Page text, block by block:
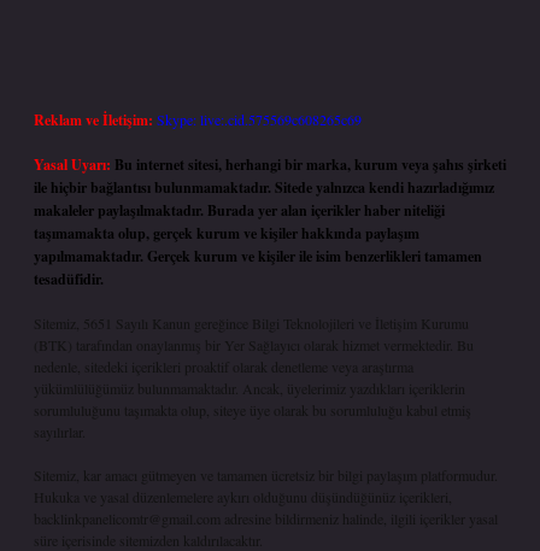
Reklam ve İletişim: Skype: live:.cid.575569c608265c69
Yasal Uyarı: Bu internet sitesi, herhangi bir marka, kurum veya şahıs şirketi
ile hiçbir bağlantısı bulunmamaktadır. Sitede yalnızca kendi hazırladığımız
makaleler paylaşılmaktadır. Burada yer alan içerikler haber niteliği
taşımamakta olup, gerçek kurum ve kişiler hakkında paylaşım
yapılmamaktadır. Gerçek kurum ve kişiler ile isim benzerlikleri tamamen
tesadüfidir.
Sitemiz, 5651 Sayılı Kanun gereğince Bilgi Teknolojileri ve İletişim Kurumu
(BTK) tarafından onaylanmış bir Yer Sağlayıcı olarak hizmet vermektedir. Bu
nedenle, sitedeki içerikleri proaktif olarak denetleme veya araştırma
yükümlülüğümüz bulunmamaktadır. Ancak, üyelerimiz yazdıkları içeriklerin
sorumluluğunu taşımakta olup, siteye üye olarak bu sorumluluğu kabul etmiş
sayılırlar.
Sitemiz, kar amacı gütmeyen ve tamamen ücretsiz bir bilgi paylaşım platformudur.
Hukuka ve yasal düzenlemelere aykırı olduğunu düşündüğünüz içerikleri,
backlinkpanelicomtr@gmail.com
adresine bildirmeniz halinde, ilgili içerikler yasal
süre içerisinde sitemizden kaldırılacaktır.